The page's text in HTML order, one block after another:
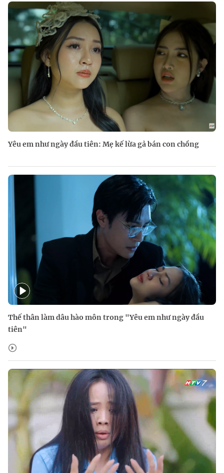
Yêu em như ngày đầu tiên: Mẹ kế lừa gả bán con chồng
Thế thân làm dâu hào môn trong "Yêu em như ngày đầu
tiên"